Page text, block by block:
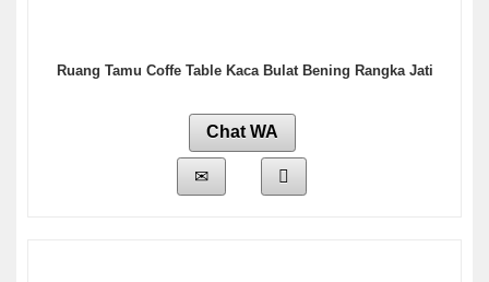
Ruang Tamu Coffe Table Kaca Bulat Bening Rangka Jati
Chat WA